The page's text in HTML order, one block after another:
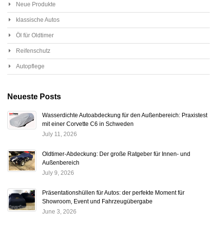
Neue Produkte
klassische Autos
Öl für Oldtimer
Reifenschutz
Autopflege
Neueste Posts
Wasserdichte Autoabdeckung für den Außenbereich: Praxistest
mit einer Corvette C6 in Schweden
July 11, 2026
Oldtimer-Abdeckung: Der große Ratgeber für Innen- und
Außenbereich
July 9, 2026
Präsentationshüllen für Autos: der perfekte Moment für
Showroom, Event und Fahrzeugübergabe
June 3, 2026